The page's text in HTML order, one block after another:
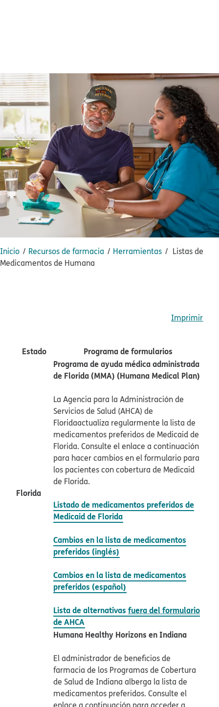
Inicio​​ Recursos de farmacia​​ Herramientas​​
Listas de
Medicamentos de Humana​​
Imprimir​​
Estado​​ Programa de formularios​​
Florida​​
Programa de ayuda médica administrada
de Florida (MMA) (Humana Medical Plan)​​
La Agencia para la Administración de
Servicios de Salud (AHCA) de
Floridaactualiza regularmente la lista de
medicamentos preferidos de Medicaid de
Florida. Consulte el enlace a continuación
para hacer cambios en el formulario para
los pacientes con cobertura de Medicaid
de Florida.​​
Listado de medicamentos preferidos de
Medicaid de Florida​​
Cambios en la lista de medicamentos
preferidos (inglés)​​
Cambios en la lista de medicamentos
preferidos (español)​​
Lista de alternativas fuera del formulario
de AHCA​​
Humana Healthy Horizons en Indiana​​
El administrador de beneficios de
farmacia de los Programas de Cobertura
de Salud de Indiana alberga la lista de
medicamentos preferidos. Consulte el